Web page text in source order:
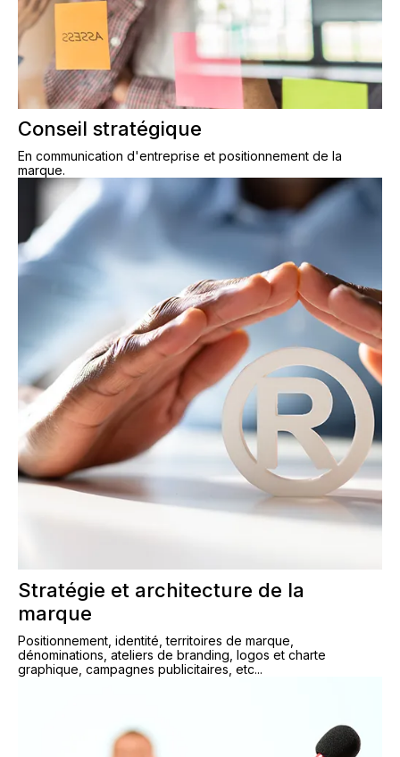
Conseil stratégique
En communication d'entreprise et positionnement de la
marque.
Stratégie et architecture de la
marque
Positionnement, identité, territoires de marque,
dénominations, ateliers de branding, logos et charte
graphique, campagnes publicitaires, etc...